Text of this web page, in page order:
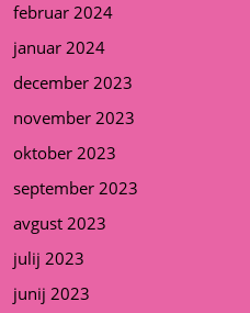
februar 2024
januar 2024
december 2023
november 2023
oktober 2023
september 2023
avgust 2023
julij 2023
junij 2023